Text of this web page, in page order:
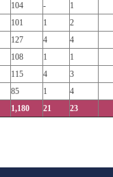
104 - 1
101 1 2
127 4 4
108 1 1
115 4 3
85 1 4
1,180 21 23